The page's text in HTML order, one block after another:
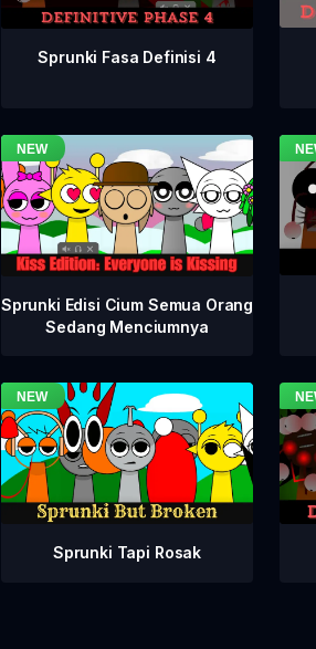
Sprunki Fasa Definisi 4
Sprunki Edisi Cium Semua Orang
Sedang Menciumnya
Sprunki Tapi Rosak